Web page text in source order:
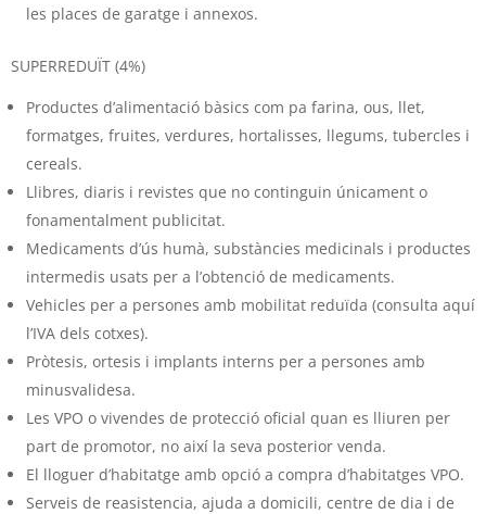
les places de garatge i annexos.
SUPERREDUÏT (4%)
Productes d’alimentació bàsics com pa farina, ous, llet,
formatges, fruites, verdures, hortalisses, llegums, tubercles i
cereals.
Llibres, diaris i revistes que no continguin únicament o
fonamentalment publicitat.
Medicaments d’ús humà, substàncies medicinals i productes
intermedis usats per a l’obtenció de medicaments.
Vehicles per a persones amb mobilitat reduïda (consulta aquí
l’IVA dels cotxes).
Pròtesis, ortesis i implants interns per a persones amb
minusvalidesa.
Les VPO o vivendes de protecció oficial quan es lliuren per
part de promotor, no així la seva posterior venda.
El lloguer d’habitatge amb opció a compra d’habitatges VPO.
Serveis de reasistencia, ajuda a domicili, centre de dia i de